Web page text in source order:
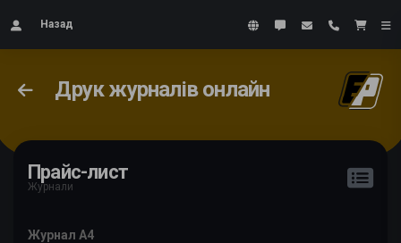
Назад
Друк журналів онлайн
Прайс-лист
Журнали
Журнал А4